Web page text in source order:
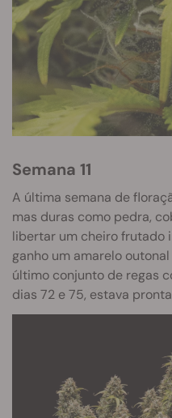
Semana 11
A última semana de
mas duras como pedra,
libertar um cheiro frutado
ganho um amarelo
último conjunto de regas
dias 72 e 75, estava